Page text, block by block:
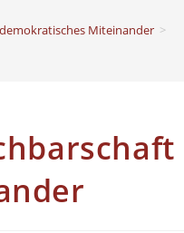
Miteinander >